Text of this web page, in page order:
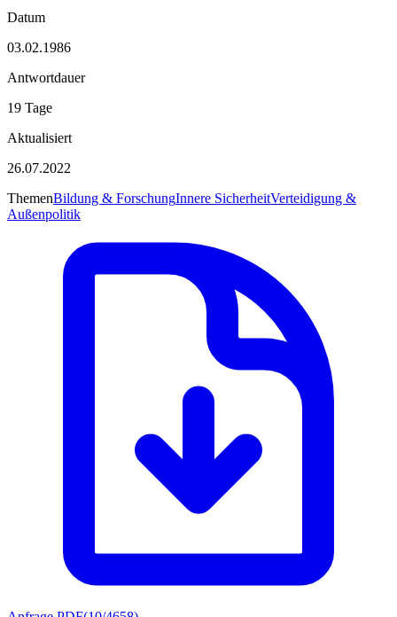
Datum
03.02.1986
Antwortdauer
19 Tage
Aktualisiert
26.07.2022
ThemenBildung & ForschungInnere SicherheitVerteidigung &
Außenpolitik